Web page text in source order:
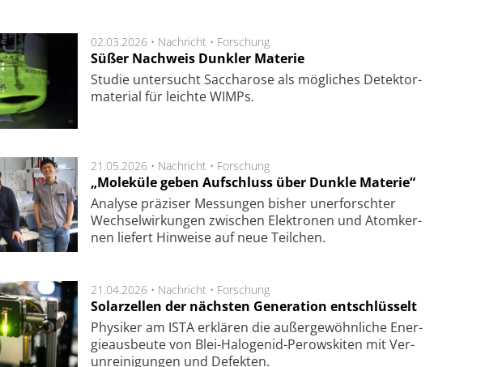
02.03.2026 • Nachricht • Forschung
Süßer Nachweis Dunkler Materie
Studie unter­sucht Saccha­ro­se als mög­li­ches De­tek­tor­
ma­te­rial für leich­te WIMPs.
21.05.2026 • Nachricht • Forschung
„Moleküle geben Aufschluss über Dunkle Materie“
Analyse prä­zi­ser Mes­sung­en bis­her un­er­for­schter
Wech­sel­wir­kung­en zwi­schen Elek­tro­nen und Atom­ker­
nen lie­fert Hin­wei­se auf neue Teil­chen.
21.04.2026 • Nachricht • Forschung
Solarzellen der nächsten Generation entschlüsselt
Physiker am ISTA er­klä­ren die außer­ge­wöhn­li­che Ener­
gie­aus­beu­te von Blei-Halo­ge­nid-Perows­ki­ten mit Ver­
unrei­ni­gung­en und De­fek­ten.